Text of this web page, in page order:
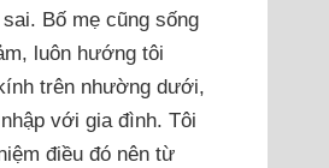
Bố mẹ cũng sống
luôn hướng tôi
trên nhường dưới,
với gia đình. Tôi
điều đó nên từ